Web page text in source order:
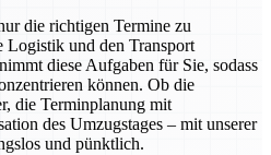
die richtigen Termine zu
Logistik und den Transport
diese Aufgaben für Sie, sodass
können. Ob die
die Terminplanung mit
des Umzugstages – mit unserer
und pünktlich.